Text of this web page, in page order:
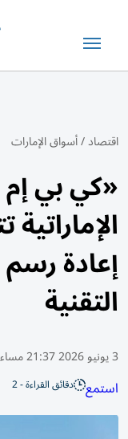
اقتصاد/أسواق الإمارات
«كي بي
إعادة رسم
التقنية
3 يونيو 2026 21:37 مساء
استمع دقائق القراءة - 2